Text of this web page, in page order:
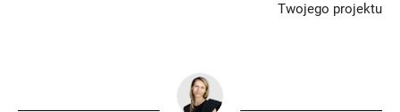
Twojego projektu